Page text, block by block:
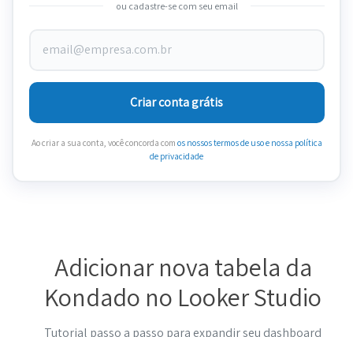
ou cadastre-se com seu email
Criar conta grátis
Ao criar a sua conta, você concorda com os nossos termos de usoe nossa política
de privacidade
Adicionar nova tabela da
Kondado no Looker Studio
Tutorial passo a passo para expandir seu dashboard